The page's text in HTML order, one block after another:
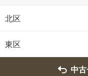
北区
東区
中